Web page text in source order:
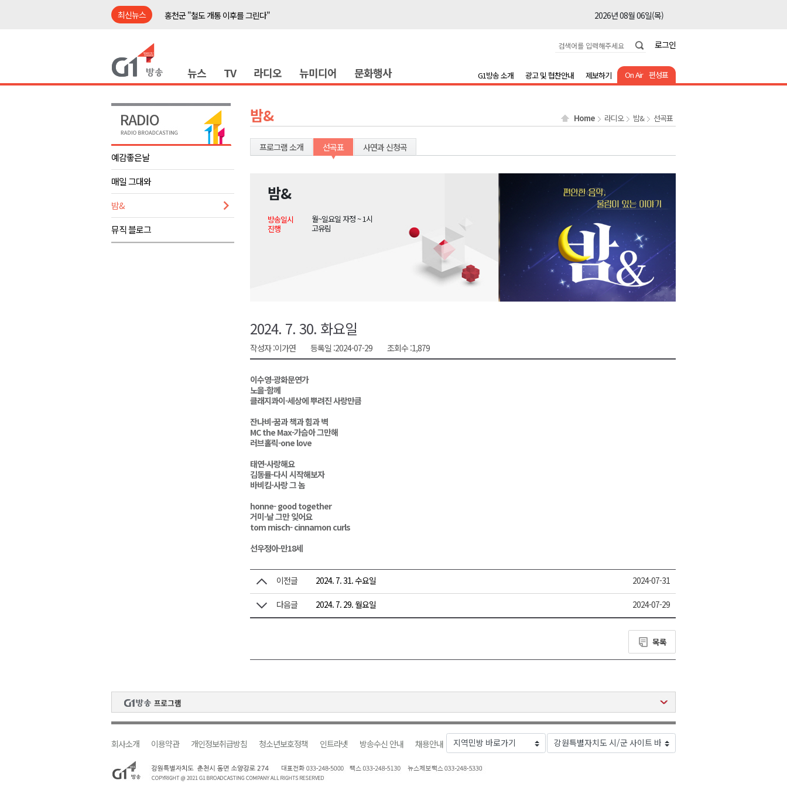
최신뉴스
홍천군 "철도 개통 이후를 그린다"
2026년 08월 06일(목)
2026년 08월 06일(목)
ITS 교통도시 강릉..콜 버스 실증
2026년 08월 06일(목)
평창동계올림픽 정신 계승 합동훈련 돌입
춘천시, 오는 8일 의암호서 '드론 라이트쇼'
2026년 08월 06일(목)
어제 오후, 고성 대진항 어구 창고 불..인명피해 없어
춘천·홍천·횡성, 첫 ‘폭염중대경보’..무더위 지속
2026년 08월 06일(목)
홍천군 "철도 개통 이후를 그린다"
2026년 08월 06일(목)
강원자치도, 공공임대주택 1만호 공급
2026년 08월 06일(목)
양구군, 상반기 스포츠마케팅 경제효과 212억 원
2026년 08월 06일(목)
2026년 08월 06일(목)
2026년 08월 06일(목)
2026년 08월 06일(목)
어제 오후, 고성 대진항 어구 창고 불..인명피해 없어
홍천군 "철도 개통 이후를 그린다"
로그인
뉴스 TV 라디오 뉴미디어 문화행사 On Air 편성표
G1방송 소개 광고 및 협찬안내 제보하기
예감좋은날
매일 그대와
밤&
뮤직 블로그
밤& Home 라디오 밤& 선곡표
프로그램 소개 선곡표 사연과 신청곡
밤&
방송일시
월~일요일 자정 ~ 1시
진행
고유림
2024. 7. 30. 화요일
작성자 :이가연 등록일 :2024-07-29 조회수 :1,879
이수영-광화문연가
노을-함께
클래지콰이-세상에 뿌려진 사랑만큼
잔나비-꿈과 책과 힘과 벽
MC the Max-가슴아 그만해
러브홀릭-one love
태연-사랑해요
김동률-다시 시작해보자
바비킴-사랑 그 놈
honne- good together
거미-날 그만 잊어요
tom misch- cinnamon curls
선우정아-만18세
이전글 2024. 7. 31. 수요일 2024-07-31
다음글 2024. 7. 29. 월요일 2024-07-29
목록
회사소개 이용약관 개인정보취급방침 청소년보호정책 인트라넷 방송수신 안내 채용안내